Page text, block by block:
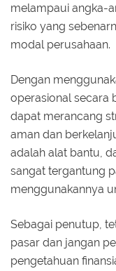
melampaui angka-
risiko yang
modal perusahaan.
Dengan
operasional secara
dapat merancang
aman dan
adalah alat bantu,
sangat tergantung
menggunakannya
Sebagai penutup,
pasar dan jangan
pengetahuan